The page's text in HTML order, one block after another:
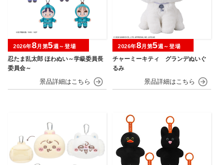
忍たま乱太郎 ほわぬい～学級委員長
委員会～
2026年8月第5週～登場
チャーミーキティ グランデぬいぐ
るみ
2026年8月第5週～登場